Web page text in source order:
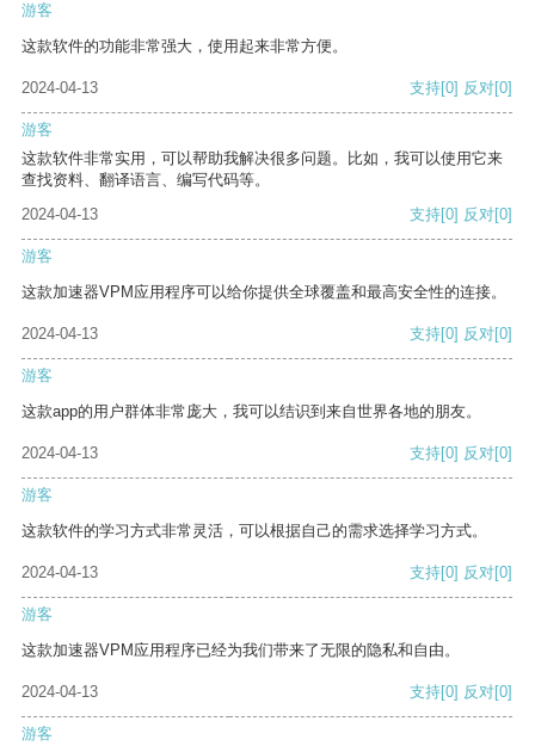
游客
这款软件的功能非常强大，使用起来非常方便。
2024-04-13 支持[0] 反对[0]
游客
这款软件非常实用，可以帮助我解决很多问题。比如，我可以使用它来
查找资料、翻译语言、编写代码等。
2024-04-13
支持[0] 反对[0]
游客
这款加速器VPM应用程序可以给你提供全球覆盖和最高安全性的连接。
2024-04-13 支持[0] 反对[0]
游客
这款app的用户群体非常庞大，我可以结识到来自世界各地的朋友。
2024-04-13 支持[0] 反对[0]
游客
这款软件的学习方式非常灵活，可以根据自己的需求选择学习方式。
2024-04-13 支持[0] 反对[0]
游客
这款加速器VPM应用程序已经为我们带来了无限的隐私和自由。
2024-04-13 支持[0] 反对[0]
游客